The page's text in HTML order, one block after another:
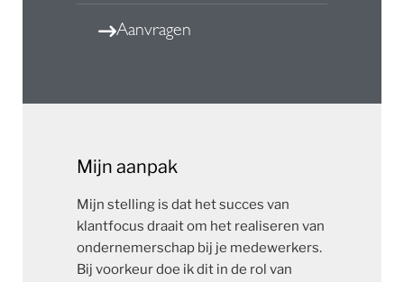
Aanvragen
Mijn aanpak
Mijn stelling is dat het succes van
klantfocus draait om het realiseren van
ondernemerschap bij je medewerkers.
Bij voorkeur doe ik dit in de rol van